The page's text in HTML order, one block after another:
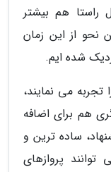
راستا هم بیشتر
نحو از این زمان
شده ایم.
تجربه می نمایند،
هم برای اضافه
ساده ترین و
پروازهای